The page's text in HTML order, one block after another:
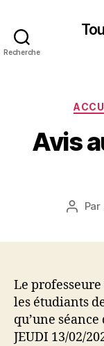
Recherche
Avis
Auteur
Par
Le
les étudiants
qu’une
JEUDI 13/02/